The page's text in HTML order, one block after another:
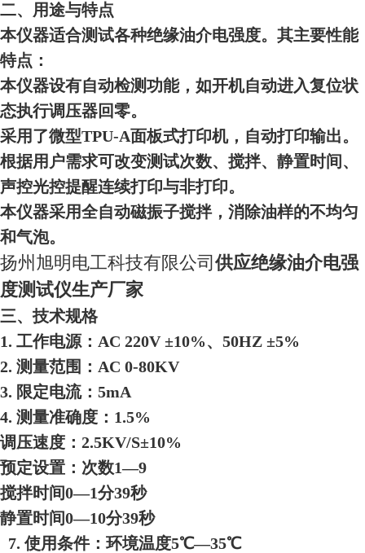
二、用途与特点
本仪器适合测试各种绝缘油介电强度。其主要性能
特点：
本仪器设有自动检测功能，如开机自动进入复位状
态执行调压器回零。
采用了微型TPU-A面板式打印机，自动打印输出。
根据用户需求可改变测试次数、搅拌、 静置时间、
声控光控提醒连续打印与非打印。
本仪器采用全自动磁振子搅拌，消除油样的不均匀
和气泡。
扬州旭明电工科技有限公司 供应绝缘油介电强
度测试仪生产厂家
三、技术规格
1. 工作电源：AC 220V ±10%、50HZ ±5%
2. 测量范围：AC 0-80KV
3. 限定电流：5mA
4. 测量准确度：1.5%
调压速度：2.5KV/S±10%
预定设置：次数1—9
搅拌时间0—1分39秒
静置时间0—10分39秒
7. 使用条件：环境温度5℃—35℃